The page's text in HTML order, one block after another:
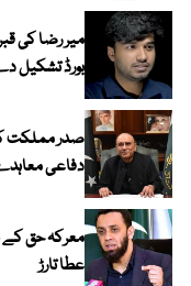
میر رضا کی
بورڈ تشکیل
صدر مملکت
دفاعی
معرکہ حق کے
عطا تارڑ